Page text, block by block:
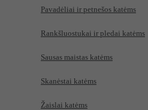
Pavadėliai ir petnešos katėms
Rankšluostukai ir pledai katėms
Sausas maistas katėms
Skanėstai katėms
Žaislai katėms